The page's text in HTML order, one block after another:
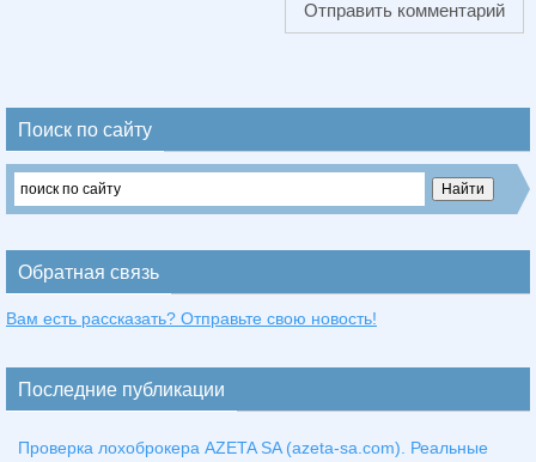
Поиск по сайту
Обратная связь
Вам есть рассказать? Отправьте свою новость!
Последние публикации
Проверка лохоброкера AZETA SA (azeta-sa.com). Реальные